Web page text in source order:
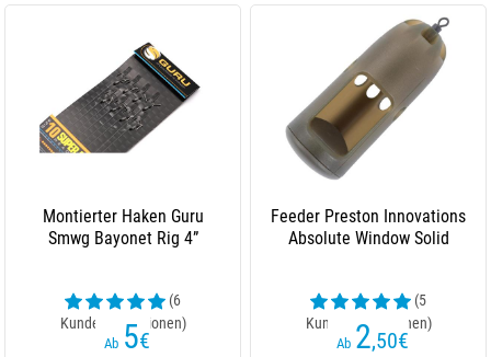
Montierter Haken Guru
Smwg Bayonet Rig 4”
(6
Kundenrezensionen)
Ab 5€
Feeder Preston Innovations
Absolute Window Solid
(5
Kundenrezensionen)
Ab 2,50€